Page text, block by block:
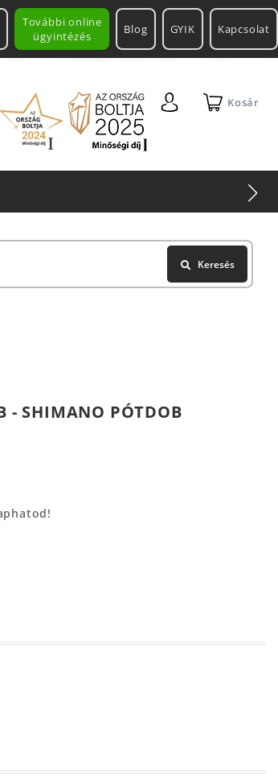
További online
ügyintézés
Blog GYIK Kapcsolat
Kosár
Keresés
- SHIMANO PÓTDOB